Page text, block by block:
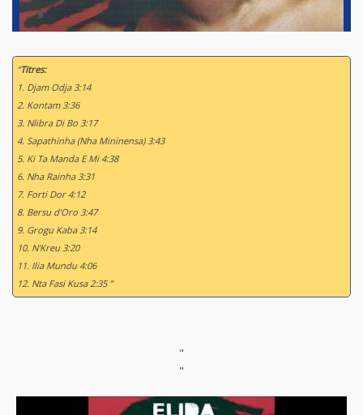
“Titres:
1. Djam Odja 3:14
2. Kontam 3:36
3. Nlibra Di Bo 3:17
4. Sapathinha (Nha Mininensa) 3:43
5. Ki Ta Manda E Mi 4:38
6. Nha Rainha 3:31
7. Forti Dor 4:12
8. Bersu d'Oro 3:47
9. Grogu Kaba 3:14
10. N'Kreu 3:20
11. Ilia Mundu 4:06
12. Nta Fasi Kusa 2:35 ”
"
"